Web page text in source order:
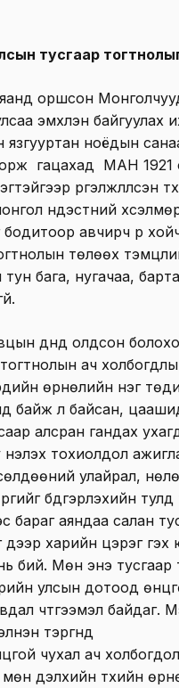
тусгаар
оршсон
эмхлэн байгуулах
язгууртан ноёдын
орж гацахад МАН 1921
үргэлжлүүлсэн
үндэстний
авчирч үр
төлөөх
бага, нугачаа,
дүнд олдсон
ач
өрнөлийн нэг
байж л байсан,
алсран гандах
тохиолдол
улайрал,
бүдгэрүүлэхийн
бараг аяндаа салан
харийн цэрэг гэх
бий. Мөн энэ тусгаар
улсын дотоод
чтүгээмэл байдаг.
тэргүүнд
чухал ач
дэлхийн түүхийн